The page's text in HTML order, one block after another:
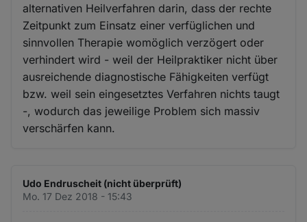
alternativen Heilverfahren darin, dass der rechte
Zeitpunkt zum Einsatz einer verfüglichen und
sinnvollen Therapie womöglich verzögert oder
verhindert wird - weil der Heilpraktiker nicht über
ausreichende diagnostische Fähigkeiten verfügt
bzw. weil sein eingesetztes Verfahren nichts taugt
-, wodurch das jeweilige Problem sich massiv
verschärfen kann.
Udo Endruscheit (nicht überprüft)
Mo. 17 Dez 2018 - 15:43